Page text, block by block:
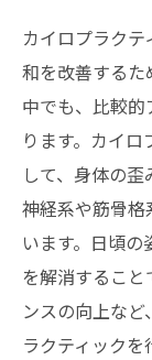
カイロプラク
和を改善するた
中でも、比較
ります。カイ
して、身体の歪
神経系や筋骨
います。日頃
を解消するこ
ンスの向上な
ラクティック